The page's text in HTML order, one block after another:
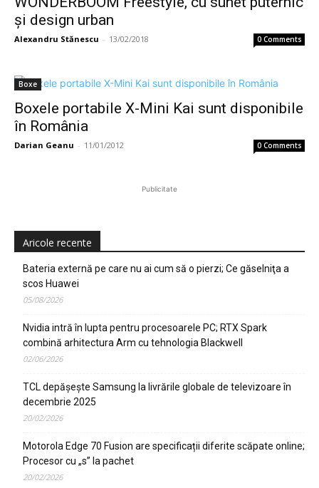
şi design urban
Alexandru Stănescu - 13/02/2018 0 Comments
Boxe
Boxele portabile X-Mini Kai sunt disponibile
în România
Darian Geanu - 11/01/2012 0 Comments
Publicitate
Aricole recente
Bateria externă pe care nu ai cum să o pierzi; Ce găselniţa a
scos Huawei
05/08/2026
Nvidia intră în lupta pentru procesoarele PC; RTX Spark
combină arhitectura Arm cu tehnologia Blackwell
02/06/2026
TCL depășește Samsung la livrările globale de televizoare în
decembrie 2025
20/02/2026
Motorola Edge 70 Fusion are specificații diferite scăpate online;
Procesor cu „s” la pachet
20/02/2026